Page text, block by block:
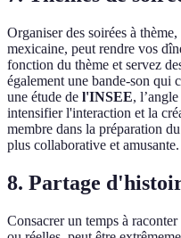
Organiser des soirées à
mexicaine, peut rendre vos
fonction du thème et servez
également une bande-son qui
une étude de l'INSEE,
intensifier l'interaction et la
membre dans la préparation
plus collaborative et amusante.
8. Partage
Consacrer un temps à